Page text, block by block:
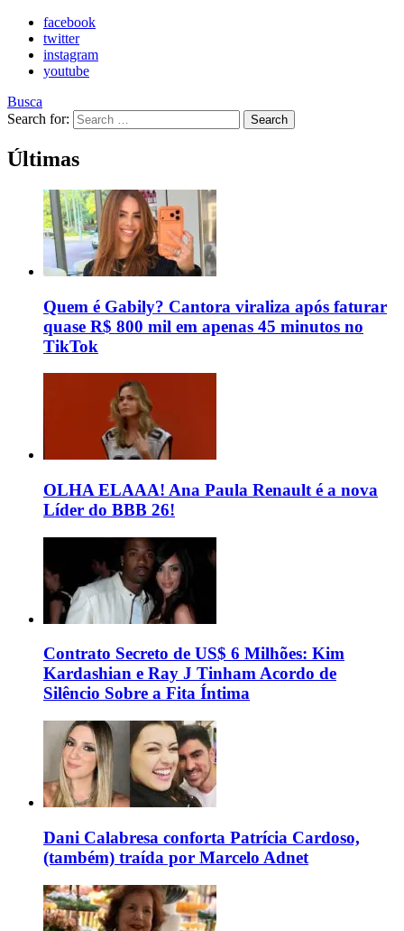
facebook
twitter
instagram
youtube
Busca
Search for:
Search
Últimas
Quem é Gabily? Cantora viraliza após faturar
quase R$ 800 mil em apenas 45 minutos no
TikTok
OLHA ELAAA! Ana Paula Renault é a nova
Líder do BBB 26!
Contrato Secreto de US$ 6 Milhões: Kim
Kardashian e Ray J Tinham Acordo de
Silêncio Sobre a Fita Íntima
Dani Calabresa conforta Patrícia Cardoso,
(também) traída por Marcelo Adnet